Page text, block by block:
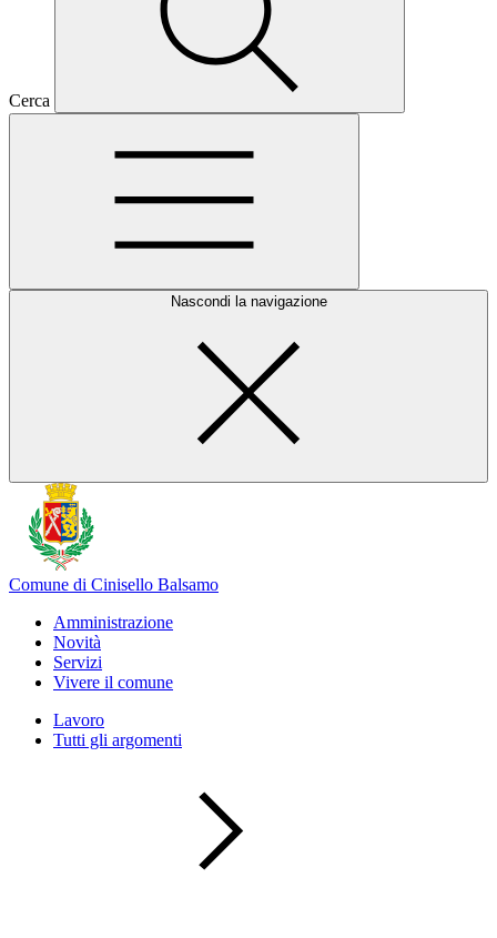
Cerca
Nascondi la navigazione
Comune di Cinisello Balsamo
Amministrazione
Novità
Servizi
Vivere il comune
Lavoro
Tutti gli argomenti